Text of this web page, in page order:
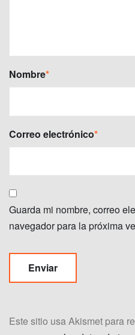
Nombre*
Correo electrónico*
Guarda mi nombre, correo
navegador para la próxima
Este sitio usa Akismet para